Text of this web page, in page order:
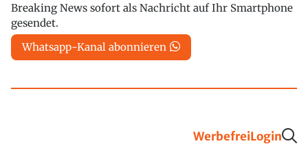
Breaking News sofort als Nachricht auf Ihr Smartphone
gesendet.
Whatsapp-Kanal abonnieren
WerbefreiLogin